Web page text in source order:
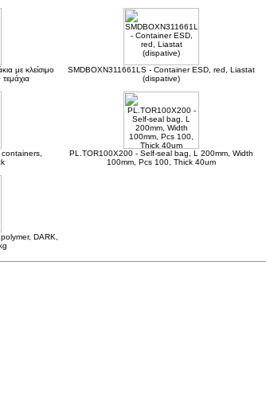
με κλείσιμο
SMDBOXN311661LS - Container ESD, red, Liastat
(dispative)
PL.TOR100X200 - Self-seal bag, L 200mm, Width
100mm, Pcs 100, Thick 40um
DARK,